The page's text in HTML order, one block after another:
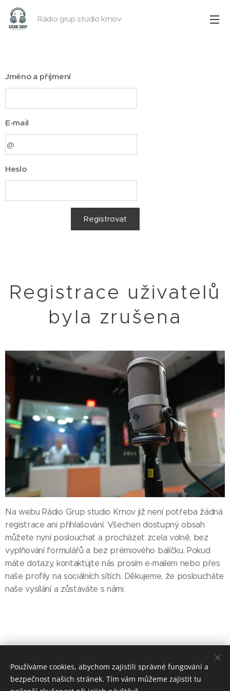
Rádio grup studio krnov
Jméno a příjmení
E-mail
Heslo
Registrovat
Registrace uživatelů
byla zrušena
Na webu Rádio Grup studio Krnov již není potřeba žádná
registrace ani přihlašování. Všechen dostupný obsah
můžete nyní poslouchat a procházet zcela volně, bez
vyplňování formulářů a bez prémiového balíčku. Pokud
máte dotazy, kontaktujte nás prosím e‑mailem nebo přes
naše profily na sociálních sítích. Děkujeme, že posloucháte
naše vysílání a zůstáváte s námi.
radiogrup@post.cz
Používáme cookies, abychom zajistili správné fungování a
bezpečnost našich stránek. Tím vám můžeme zajistit tu